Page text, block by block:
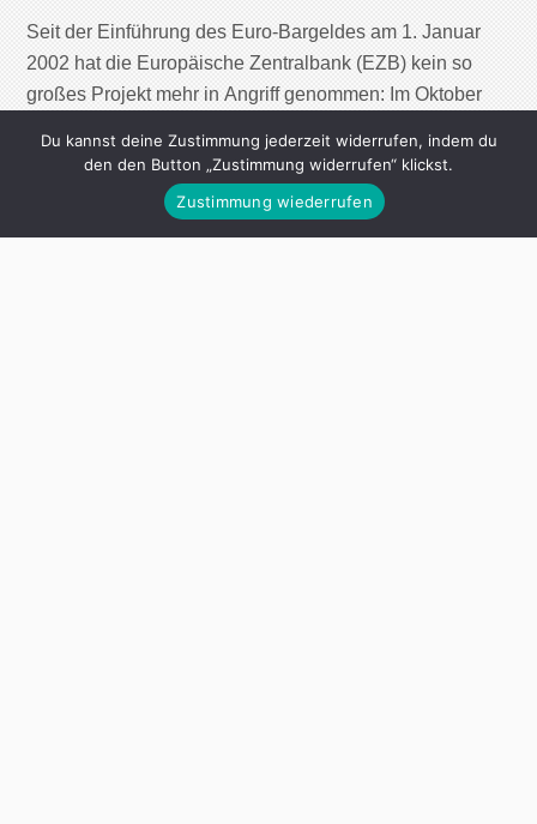
Seit der Einführung des Euro-Bargeldes am 1. Januar
2002 hat die Europäische Zentralbank (EZB) kein so
großes Projekt mehr in Angriff genommen: Im Oktober
digitaler Euro eingeführt wird. Der E-Euro wäre eine
sogenannte Central Bank Digital Currency (CBDC), also
eine digitale Zentralbankwährung. Was wäre, wenn
Du kannst deine Zustimmung jederzeit widerrufen, indem du
den den Button „Zustimmung widerrufen“ klickst.
Zustimmung wiederrufen